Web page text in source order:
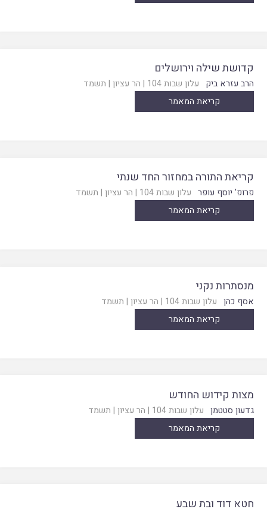
קדושת שילה וירושלים
הרב עזרא ביק עלון שבות 104 | הר עציון | תשמד
קריאת המאמר
קריאת התורה במחזור החד שנתי
פרופ' יוסף עופר עלון שבות 104 | הר עציון | תשמד
קריאת המאמר
מנסתרות נקני
אסף כהן עלון שבות 104 | הר עציון | תשמד
קריאת המאמר
מצות קידוש החודש
גדעון סטטמן עלון שבות 104 | הר עציון | תשמד
קריאת המאמר
חטא דוד ובת שבע